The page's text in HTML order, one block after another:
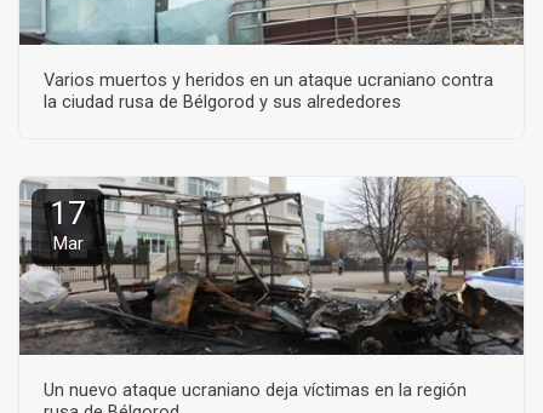
Varios muertos y heridos en un ataque ucraniano contra
la ciudad rusa de Bélgorod y sus alrededores
17
Mar
Un nuevo ataque ucraniano deja víctimas en la región